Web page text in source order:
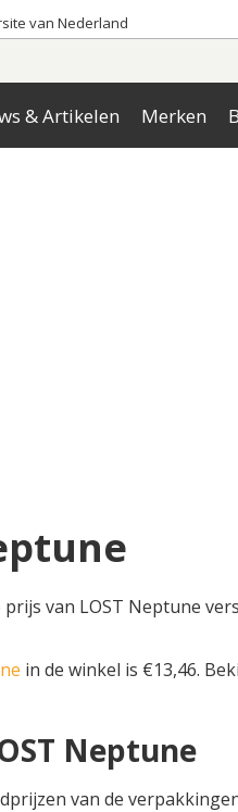
van Nederland
& Artikelen Merken
van LOST Neptune
in de winkel is €13,46.
Neptune
van de